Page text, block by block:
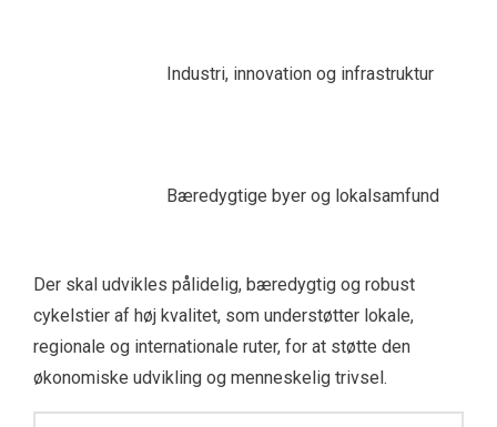
Der skal udvikles pålidelig, bæredygtig og robust
cykelstier af høj kvalitet, som understøtter lokale,
regionale og internationale ruter, for at støtte den
økonomiske udvikling og menneskelig trivsel.